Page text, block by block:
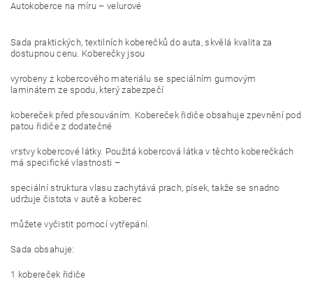
Autokoberce na míru – velurové
Sada praktických, textilních koberečků do auta, skvělá kvalita za
dostupnou cenu. Koberečky jsou
vyrobeny z kobercového materiálu se speciálním gumovým
laminátem ze spodu, který zabezpečí
kobereček před přesouváním. Kobereček řidiče obsahuje zpevnění pod
patou řidiče z dodatečné
vrstvy kobercové látky. Použitá kobercová látka v těchto koberečkách
má specifické vlastnosti –
speciální struktura vlasu zachytává prach, písek, takže se snadno
udržuje čistota v autě a koberec
můžete vyčistit pomocí vytřepání.
Sada obsahuje:
1 kobereček řidiče